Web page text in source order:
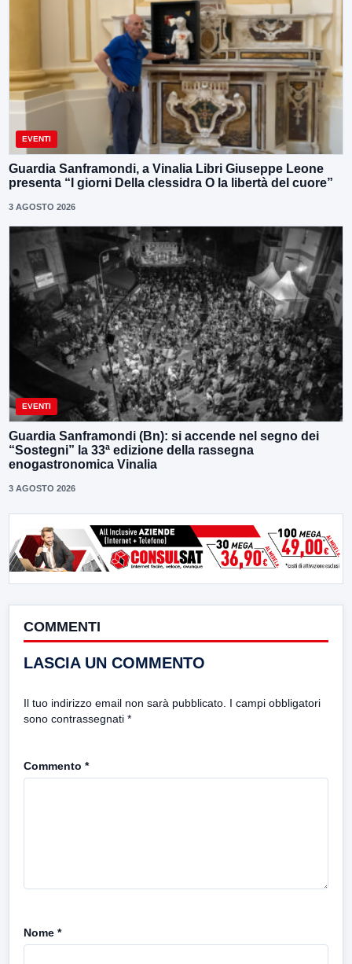
EVENTI
Guardia Sanframondi, a Vinalia Libri Giuseppe Leone
presenta “I giorni Della clessidra O la libertà del cuore”
3 AGOSTO 2026
EVENTI
Guardia Sanframondi (Bn): si accende nel segno dei
“Sostegni” la 33ª edizione della rassegna
enogastronomica Vinalia
3 AGOSTO 2026
COMMENTI
LASCIA UN COMMENTO
Il tuo indirizzo email non sarà pubblicato. I campi obbligatori
sono contrassegnati *
Commento *
Nome *